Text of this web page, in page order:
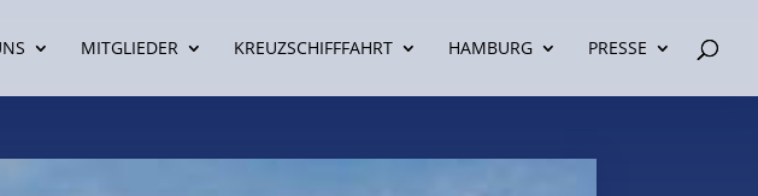
MITGLIEDER KREUZSCHIFFFAHRT HAMBURG PRESSE